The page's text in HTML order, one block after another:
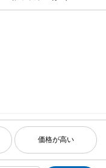
価格が高い